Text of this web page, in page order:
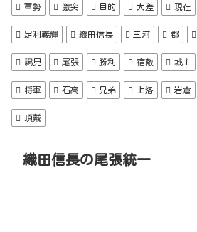
軍勢 激突 目的 大差 現在
足利義輝 織田信長 三河 郡
謁見 尾張 勝利 宿敵 城主
将軍 石高 兄弟 上洛 岩倉
頂戴
織田信長の尾張統一